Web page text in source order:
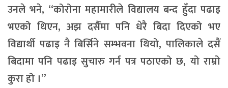
उनले भने, “कोरोना महामारीले विद्यालय बन्द हुँदा पढाइ
भएको थिएन, अझ दसैँमा पनि धेरै बिदा दिएको भए
विद्यार्थी पढाइ नै बिर्सिने सम्भवना थियो, पालिकाले दसैं
बिदामा पनि पढाइ सुचारु गर्न पत्र पठाएको छ, यो राम्रो
कुरा हो ।”